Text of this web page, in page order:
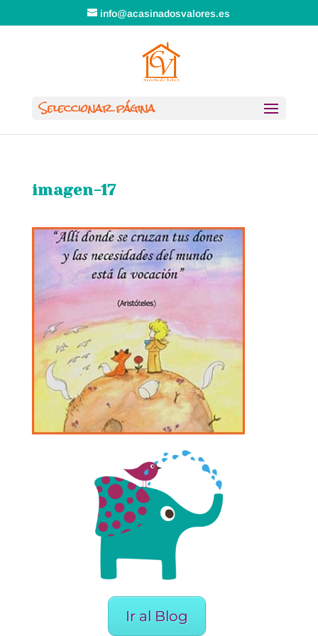
info@acasinadosvalores.es
Seleccionar página
imagen-17
Ir al Blog